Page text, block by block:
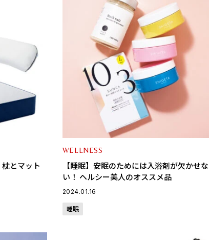
枕とマット
WELLNESS
【睡眠】安眠のためには入浴剤が欠かせな
い！ ヘルシー美人のオススメ品
2024.01.16
睡眠